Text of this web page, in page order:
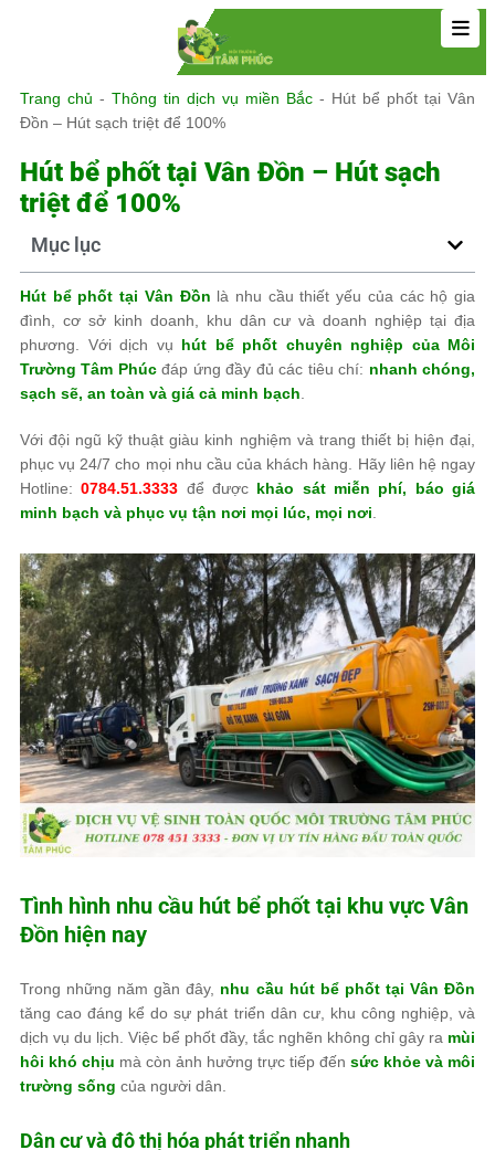
Trang chủ - Thông tin dịch vụ miền Bắc - Hút bể phốt tại Vân
Đồn – Hút sạch triệt để 100%
Hút bể phốt tại Vân Đồn – Hút sạch
triệt để 100%
Mục lục
Hút bể phốt tại Vân Đồn là nhu cầu thiết yếu của các hộ gia
đình, cơ sở kinh doanh, khu dân cư và doanh nghiệp tại địa
phương. Với dịch vụ hút bể phốt chuyên nghiệp của Môi
Trường Tâm Phúcđáp ứng đầy đủ các tiêu chí: nhanh chóng,
sạch sẽ, an toàn và giá cả minh bạch
Với đội ngũ kỹ thuật giàu kinh nghiệm và trang thiết bị hiện đại,
phục vụ 24/7 cho mọi nhu cầu của khách hàng. Hãy liên hệ ngay
Hotline:0784.51.3333 để được khảo sát miễn phí, báo giá
minh bạch và phục vụ tận nơi mọi lúc, mọi nơi
Tình hình nhu cầu hút bể phốt tại khu vực Vân
Đồn hiện nay
Trong những năm gần đây, nhu cầu hút bể phốt tại Vân Đồn
tăng cao đáng kể do sự phát triển dân cư, khu công nghiệp, và
dịch vụ du lịch. Việc bể phốt đầy, tắc nghẽn không chỉ gây ra mùi
hôi khó chịu mà còn ảnh hưởng trực tiếp đến sức khỏe và môi
trường sống của người dân.
Dân cư và đô thị hóa phát triển nhanh